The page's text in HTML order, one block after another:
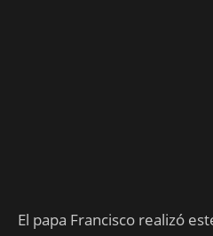
El papa Francisco realizó